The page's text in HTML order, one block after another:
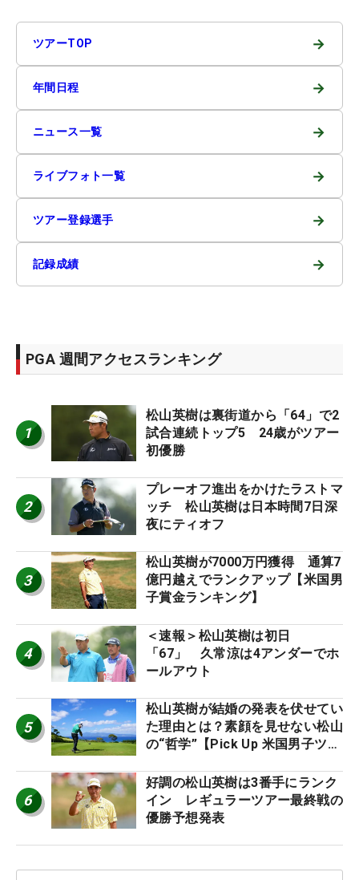
ツアーTOP →
年間日程 →
ニュース一覧 →
ライブフォト一覧 →
ツアー登録選手 →
記録成績 →
PGA 週間アクセスランキング
1
松山英樹は裏街道から「64」で2
試合連続トップ5 24歳がツアー
初優勝
2
プレーオフ進出をかけたラストマ
ッチ 松山英樹は日本時間7日深
夜にティオフ
3
松山英樹が7000万円獲得 通算7
億円越えでランクアップ【米国男
子賞金ランキング】
4
＜速報＞松山英樹は初日
「67」 久常涼は4アンダーでホ
ールアウト
5
松山英樹が結婚の発表を伏せてい
た理由とは？素顔を見せない松山
の“哲学”【Pick Up 米国男子ツア
6
好調の松山英樹は3番手にランク
イン レギュラーツアー最終戦の
優勝予想発表